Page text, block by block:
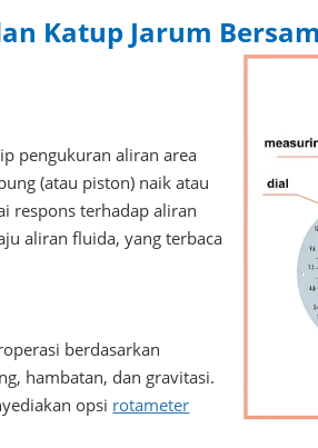
Katup Jarum
pengukuran aliran area
(atau piston) naik atau
respons terhadap aliran
aliran fluida, yang terbaca
berdasarkan
hambatan, dan gravitasi.
opsi rotameter